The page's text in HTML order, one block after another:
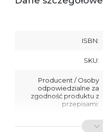
ISBN:
SKU:
Producent / Osoby
odpowiedzialne za
zgodność produktu z
przepisami: